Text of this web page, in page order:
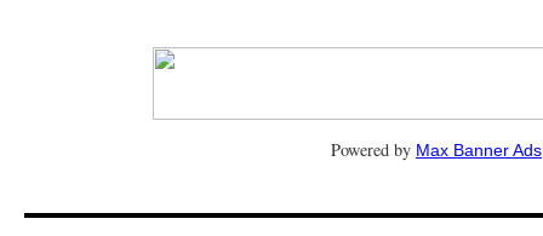
Powered by Max Banner Ads